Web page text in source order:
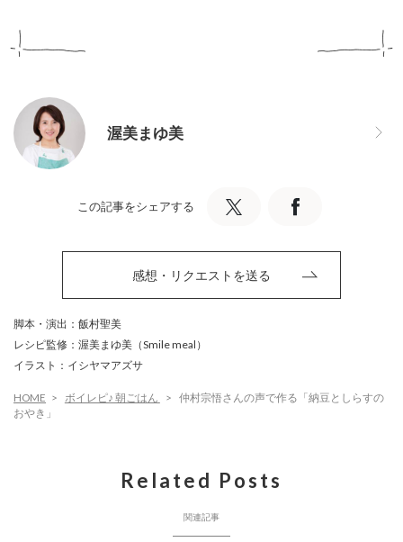
渥美まゆ美
この記事をシェアする
感想・リクエストを送る
脚本・演出：飯村聖美
レシピ監修：渥美まゆ美（Smile meal）
イラスト：イシヤマアズサ
HOME ボイレピ♪ 朝ごはん
仲村宗悟さんの声で作る「納豆としらすの
おやき」
Related Posts
関連記事